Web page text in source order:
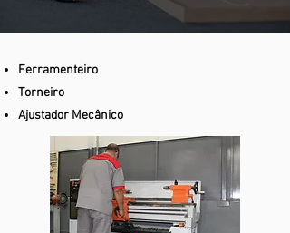
Ferramenteiro
Torneiro
Ajustador Mecânico